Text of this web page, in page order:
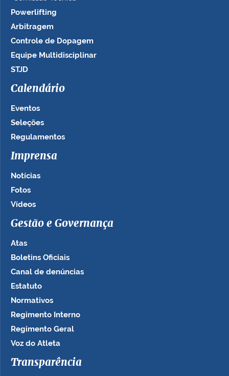
Powerlifting
Arbitragem
Controle de Dopagem
Equipe Multidisciplinar
STJD
Calendário
Eventos
Seleções
Regulamentos
Imprensa
Notícias
Fotos
Vídeos
Gestão e Governança
Atas
Boletins Oficiais
Canal de denúncias
Estatuto
Normativos
Regimento Interno
Regimento Geral
Voz do Atleta
Transparência